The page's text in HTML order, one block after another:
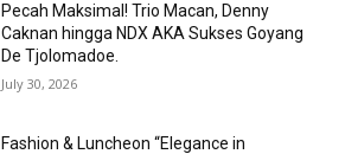
Pecah Maksimal! Trio Macan, Denny
Caknan hingga NDX AKA Sukses Goyang
De Tjolomadoe.
July 30, 2026
Fashion & Luncheon “Elegance in